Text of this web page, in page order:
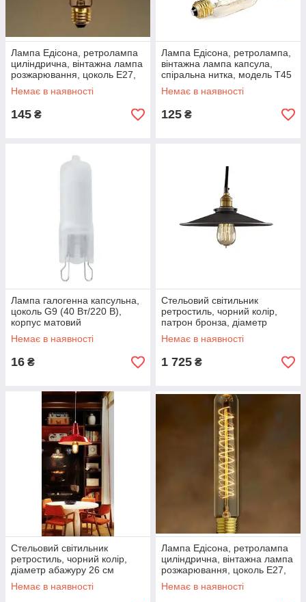
Лампа Едісона, ретролампа
циліндрична, вінтажна лампа
розжарювання, цоколь E27,
модель T30
Немає в наявності
145 ₴
Лампа Едісона, ретролампа,
вінтажна лампа капсула,
спіральна нитка, модель T45
Немає в наявності
125 ₴
Лампа галогенна капсульна,
цоколь G9 (40 Вт/220 В),
корпус матовий
Немає в наявності
16 ₴
Стельовий світильник
ретростиль, чорний колір,
патрон бронза, діаметр
абажуру 27 см
Немає в наявності
1 725 ₴
Стельовий світильник
ретростиль, чорний колір,
діаметр абажуру 26 см
Немає в наявності
Лампа Едісона, ретролампа
циліндрична, вінтажна лампа
розжарювання, цоколь E27,
модель T9
Немає в наявності